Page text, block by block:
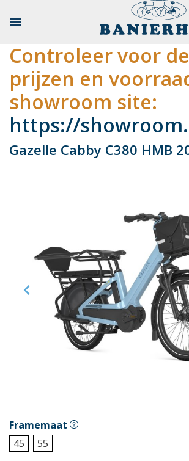

Controleer voor
prijzen en
showroom site:
https://
Gazelle Cabby C380 HMB

Framemaat
45
55